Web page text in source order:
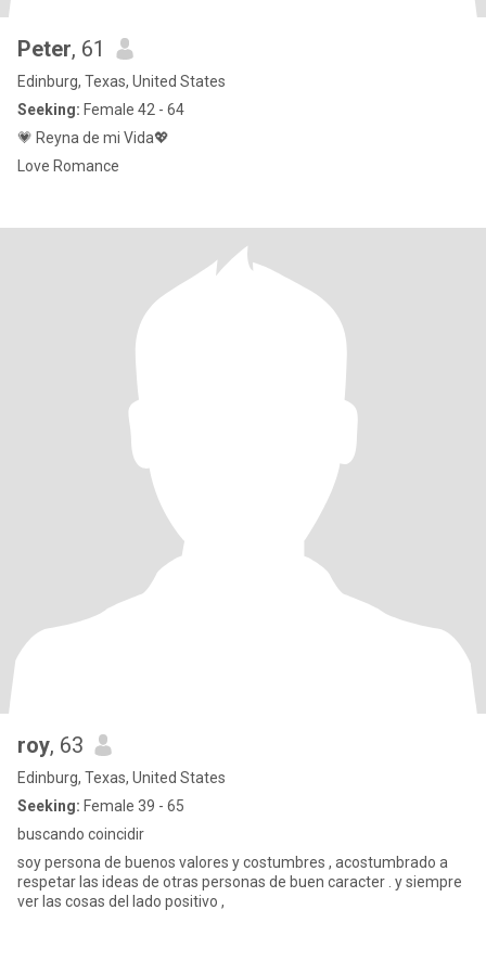
Peter, 61
Edinburg, Texas, United States
Seeking: Female 42 - 64
💗 Reyna de mi Vida💖
Love Romance
roy, 63
Edinburg, Texas, United States
Seeking: Female 39 - 65
buscando coincidir
soy persona de buenos valores y costumbres , acostumbrado a
respetar las ideas de otras personas de buen caracter . y siempre
ver las cosas del lado positivo ,